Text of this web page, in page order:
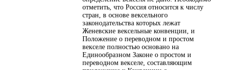
отметить, что Россия относится к числу
стран, в основе вексельного
законодательства которых лежат
Женевские вексельные конвенции, и
Положение о переводном и простом
векселе полностью основано на
Единообразном Законе о простом и
переводном векселе, составляющим